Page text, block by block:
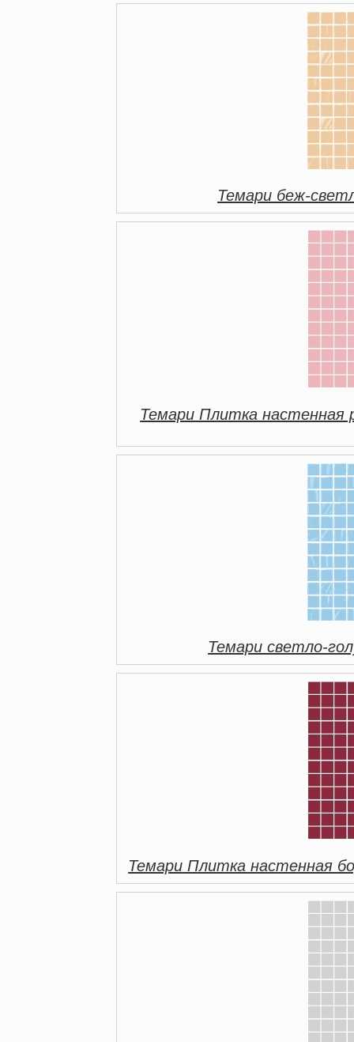
Темари беж-
Темари Плитка настенная
Темари светло-
Темари Плитка настенная